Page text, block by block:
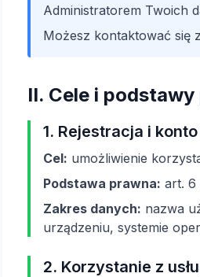
Administratorem Twoich
Możesz kontaktować się
II. Cele i
1. Rejestracja i
Cel: umożliwienie
Podstawa prawna: art. 6
Zakres danych: nazwa
urządzeniu, systemie
2. Korzystanie z